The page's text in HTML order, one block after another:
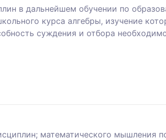
в дальнейшем обучении по
курса алгебры, изучение
суждения и отбора
математического мышления